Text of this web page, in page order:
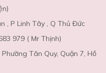
, P Linh Tây , Q Thủ Đức
979 ( Mr Thịnh)
Tân Quy, Quận 7, Hồ